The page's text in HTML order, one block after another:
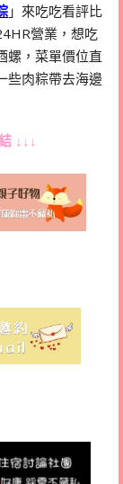
」來吃吃看評比
營業，想吃
螺，菜單價位直
些肉粽帶去海邊
↓↓↓